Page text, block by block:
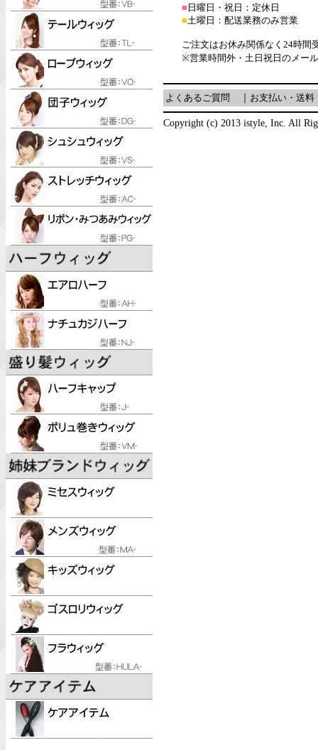
■ 日曜日・祝日：定休日
■土曜日：配送業務のみ営業
ご注文はお休み関係なく24時間
※営業時間外・土日祝日のメー
よくあるご質問 お支払い・送料
Copyright (c) 2013 istyle, Inc. All